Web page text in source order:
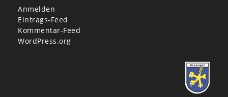
Anmelden
Eintrags-Feed
Kommentar-Feed
WordPress.org